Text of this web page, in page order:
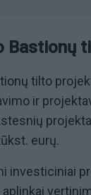
Bastionų
tilto
ir
eurų.
investiciniai